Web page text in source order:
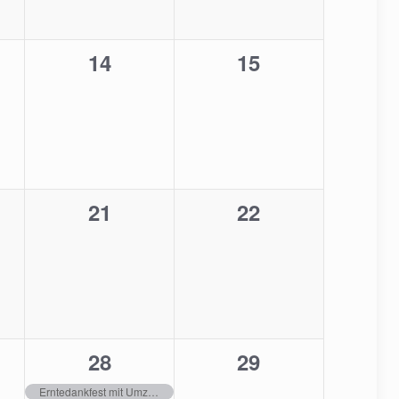
0
14
0
15
0
21
0
22
1
Veranstaltung,
28
0
29